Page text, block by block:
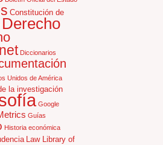
Constitución de
Derecho
Diccionarios
Unidos de América
la investigación
Google
Guías
Historia económica
Law Library of